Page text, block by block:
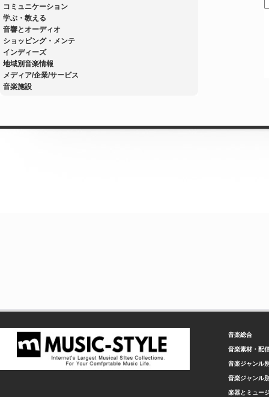
コミュニケーション
学ぶ・教える
音響とオーディオ
ショッピング・メンテ
インディーズ
地域別音楽情報
メディア/企業/サービス
音楽施設
音楽総合
音楽素材・配
音楽ジャンル
音楽ジャンル
楽器とミュー